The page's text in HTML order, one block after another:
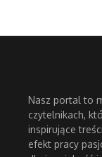
Nasz portal to
czytelnikach,
inspirujące
efekt pracy